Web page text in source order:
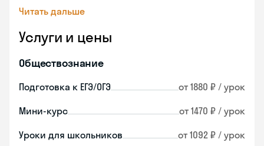
Читать дальше
Услуги и цены
Обществознание
Подготовка к ЕГЭ/ОГЭ от 1880 ₽ / урок
Мини-курс от 1470 ₽ / урок
Уроки для школьников от 1092 ₽ / урок